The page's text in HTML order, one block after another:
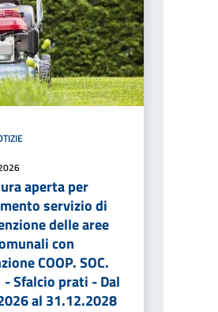
aperta per
servizio di
delle aree
con
COOP. SOC.
- Sfalcio prati - Dal
al 31.12.2028